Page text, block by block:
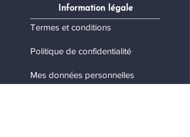
Information légale
Termes et conditions
Politique de confidentialité
Mes données personnelles